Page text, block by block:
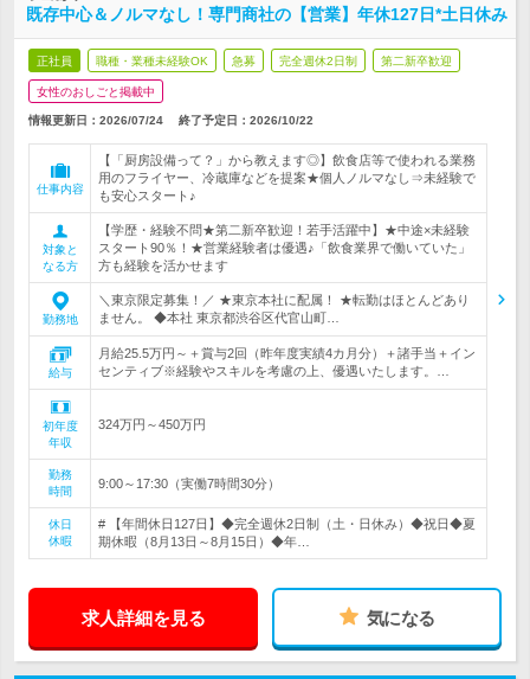
既存中心＆ノルマなし！専門商社の【営業】年休127日*土日休み
正社員 職種・業種未経験OK 急募 完全週休2日制 第二新卒歓迎
女性のおしごと掲載中
情報更新日：2026/07/24 終了予定日： 2026/10/22
仕事内容
【「厨房設備って？」から教えます◎】飲食店等で使われる業務
用のフライヤー、冷蔵庫などを提案★個人ノルマなし⇒未経験で
も安心スタート♪
対象と
なる方
【学歴・経験不問★第二新卒歓迎！若手活躍中】★中途×未経験
スタート90％！★営業経験者は優遇♪「飲食業界で働いていた」
方も経験を活かせます
勤務地
＼東京限定募集！／ ★東京本社に配属！ ★転勤はほとんどあり
ません。 ◆本社 東京都渋谷区代官山町…
給与
月給25.5万円～＋賞与2回（昨年度実績4カ月分）＋諸手当＋イン
センティブ※経験やスキルを考慮の上、優遇いたします。…
初年度
年収
324万円～450万円
勤務
時間
9:00～17:30（実働7時間30分）
休日
休暇
# 【年間休日127日】◆完全週休2日制（土・日休み）◆祝日◆夏
期休暇（8月13日～8月15日）◆年…
求人詳細を見る 気になる